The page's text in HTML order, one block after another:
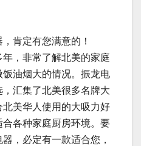
肯定有您满意的！
，非常了解北美的家庭
油烟大的情况。振龙电
汇集了北美很多名牌大
美华人使用的大吸力好
各种家庭厨房环境。要
，必定有一款适合您，